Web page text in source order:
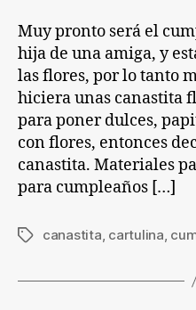
Muy pronto será el
hija de una amiga, y
las flores, por lo tanto
hiciera unas canastita
para poner dulces,
con flores, entonces
canastita. Materiales
para cumpleaños […]
Etiquetas
canastita cartulina